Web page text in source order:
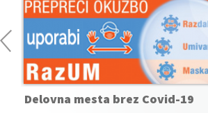
Delovna mesta brez Covid-19